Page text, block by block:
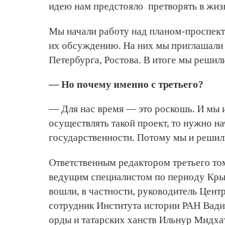
идею нам предстояло претворять в
Мы начали работу над планом-
их обсуждению. На них мы приглашали
Петербурга, Ростова. В итоге мы
— Но почему именно с третьего?
— Для нас время — это роскошь. И мы
осуществлять такой проект, то нужно
государственности. Потому мы и
Ответственным редактором третьего
ведущим специалистом по периоду
вошли, в частности, руководитель
сотрудник Института истории РАН
орды и татарских ханств Ильнур